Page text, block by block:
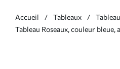
Accueil Tableaux
Tableau Roseaux, couleur